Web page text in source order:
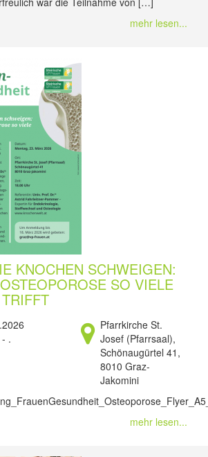
mehr lesen...
KNOCHEN SCHWEIGEN:
SO VIELE
.
Pfarrkirche St.
Josef (Pfarrsaal),
Schönaugürtel 41,
8010 Graz-
Jakomini
mehr lesen...